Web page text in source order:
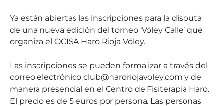
Ya están abiertas las inscripciones para la disputa
de una nueva edición del torneo ‘Vóley Calle’ que
organiza el OCISA Haro Rioja Vóley.
Las inscripciones se pueden formalizar a través del
correo electrónico club@haroriojavoley.com y de
manera presencial en el Centro de Fisiterapia Haro.
El precio es de 5 euros por persona. Las personas